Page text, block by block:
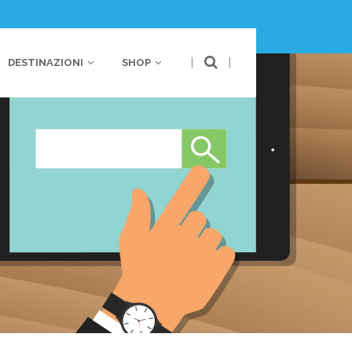
DESTINAZIONI
Australia
Polinesia
SHOP | |
Bassi
Australia
Polinesia